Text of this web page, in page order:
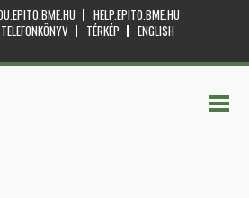
HELP.EPITO.BME.HU
TELEFONKÖNYV TÉRKÉP
ENGLISH